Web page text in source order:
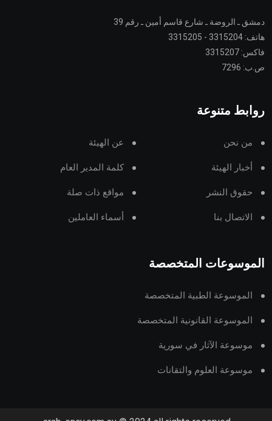
دمشق ـ الروضة ـ شارع قاسم أمين ـ رقم 39
هاتف: 3315204 - 3315205
فاكس: 3315207
ص.ب: 7296
روابط متنوعة
من نحن عن الهيئة
أخبار الهيئة كلمة المدير العام
حقوق النشر مواقع ذات صلة
الاتصال بنا أسماء العاملين
الموسوعات المتخصصة
الموسوعة الطبية المتخصصة
الموسوعة القانونية المتخصصة
موسوعة الآثار في سورية
موسوعة العلوم والتقانات